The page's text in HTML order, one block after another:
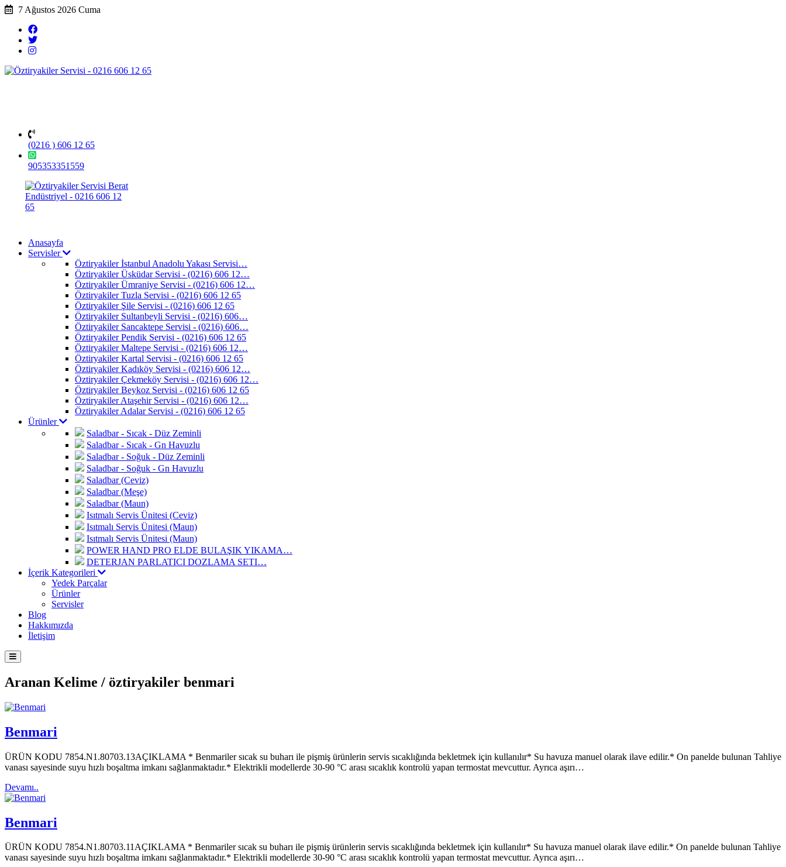
7 Ağustos 2026 Cuma
(0216 ) 606 12 65
905353351559
Anasayfa
Servisler
Öztiryakiler İstanbul Anadolu Yakası Servisi…
Öztiryakiler Üsküdar Servisi - (0216) 606 12…
Öztiryakiler Ümraniye Servisi - (0216) 606 12…
Öztiryakiler Tuzla Servisi - (0216) 606 12 65
Öztiryakiler Şile Servisi - (0216) 606 12 65
Öztiryakiler Sultanbeyli Servisi - (0216) 606…
Öztiryakiler Sancaktepe Servisi - (0216) 606…
Öztiryakiler Pendik Servisi - (0216) 606 12 65
Öztiryakiler Maltepe Servisi - (0216) 606 12…
Öztiryakiler Kartal Servisi - (0216) 606 12 65
Öztiryakiler Kadıköy Servisi - (0216) 606 12…
Öztiryakiler Çekmeköy Servisi - (0216) 606 12…
Öztiryakiler Beykoz Servisi - (0216) 606 12 65
Öztiryakiler Ataşehir Servisi - (0216) 606 12…
Öztiryakiler Adalar Servisi - (0216) 606 12 65
Ürünler
Saladbar - Sıcak - Düz Zeminli
Saladbar - Sıcak - Gn Havuzlu
Saladbar - Soğuk - Düz Zeminli
Saladbar - Soğuk - Gn Havuzlu
Saladbar (Ceviz)
Saladbar (Meşe)
Saladbar (Maun)
Isıtmalı Servis Ünitesi (Ceviz)
Isıtmalı Servis Ünitesi (Maun)
Isıtmalı Servis Ünitesi (Maun)
POWER HAND PRO ELDE BULAŞIK YIKAMA…
DETERJAN PARLATICI DOZLAMA SETI…
İçerik Kategorileri
Yedek Parçalar
Ürünler
Servisler
Blog
Hakkımızda
İletişim
Aranan Kelime / öztiryakiler benmari
Benmari
ÜRÜN KODU 7854.N1.80703.13AÇIKLAMA * Benmariler sıcak su buharı ile pişmiş ürünlerin servis sıcaklığında bekletmek için kullanılır* Su havuza manuel olarak ilave edilir.* On panelde bulunan Tahliye
vanası sayesinde suyu hızlı boşaltma imkanı sağlanmaktadır.* Elektrikli modellerde 30-90 °C arası sıcaklık kontrolü yapan termostat mevcuttur. Ayrıca aşırı…
Devamı..
Benmari
ÜRÜN KODU 7854.N1.80703.11AÇIKLAMA * Benmariler sıcak su buharı ile pişmiş ürünlerin servis sıcaklığında bekletmek için kullanılır* Su havuza manuel olarak ilave edilir.* On panelde bulunan Tahliye
vanası sayesinde suyu hızlı boşaltma imkanı sağlanmaktadır.* Elektrikli modellerde 30-90 °C arası sıcaklık kontrolü yapan termostat mevcuttur. Ayrıca aşırı…